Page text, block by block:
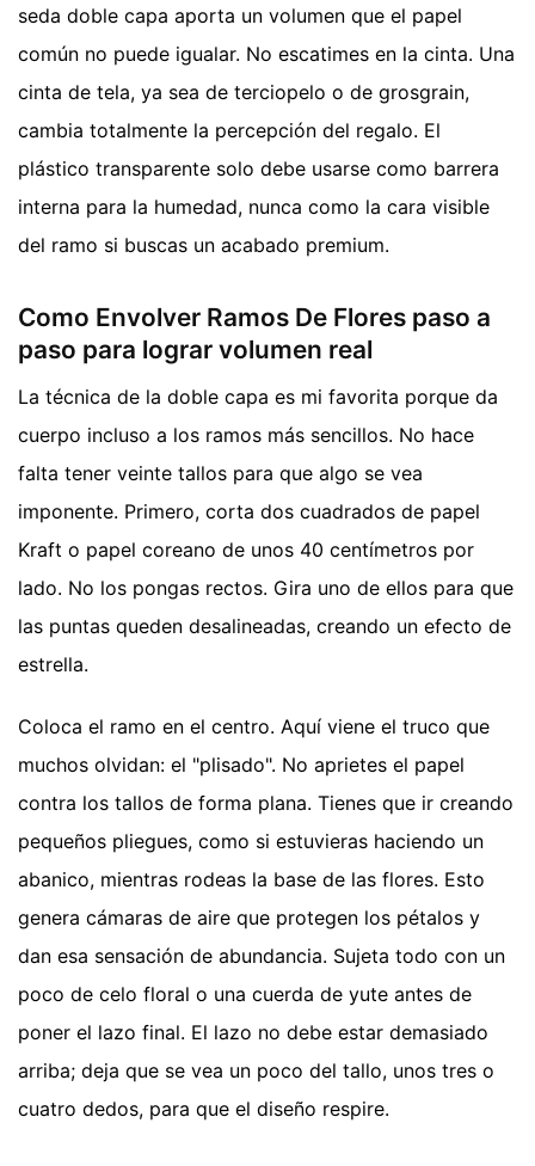
seda doble capa aporta un volumen que el papel
común no puede igualar. No escatimes en la cinta. Una
cinta de tela, ya sea de terciopelo o de grosgrain,
cambia totalmente la percepción del regalo. El
plástico transparente solo debe usarse como barrera
interna para la humedad, nunca como la cara visible
del ramo si buscas un acabado premium.
Como Envolver Ramos De Flores paso a
paso para lograr volumen real
La técnica de la doble capa es mi favorita porque da
cuerpo incluso a los ramos más sencillos. No hace
falta tener veinte tallos para que algo se vea
imponente. Primero, corta dos cuadrados de papel
Kraft o papel coreano de unos 40 centímetros por
lado. No los pongas rectos. Gira uno de ellos para que
las puntas queden desalineadas, creando un efecto de
estrella.
Coloca el ramo en el centro. Aquí viene el truco que
muchos olvidan: el "plisado". No aprietes el papel
contra los tallos de forma plana. Tienes que ir creando
pequeños pliegues, como si estuvieras haciendo un
abanico, mientras rodeas la base de las flores. Esto
genera cámaras de aire que protegen los pétalos y
dan esa sensación de abundancia. Sujeta todo con un
poco de celo floral o una cuerda de yute antes de
poner el lazo final. El lazo no debe estar demasiado
arriba; deja que se vea un poco del tallo, unos tres o
cuatro dedos, para que el diseño respire.